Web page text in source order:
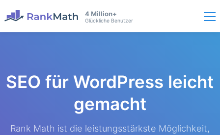
4 Million+
Glückliche Benutzer
SEO für WordPress leicht
gemacht
Rank Math ist die leistungsstärkste Möglichkeit,